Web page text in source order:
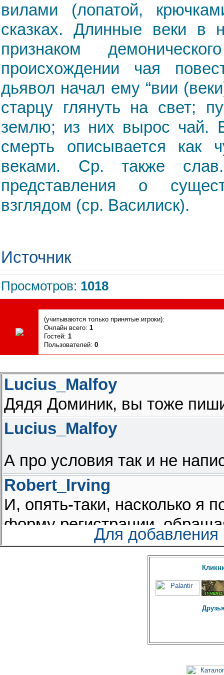
вилами (лопатой,
сказках. Длинные веки в
признаком
происхождении чая
дьявол начал ему “вии
старцу глянуть на свет;
землю; из них вырос чай.
смерть описывается как
веками. Ср. также
представления о
взглядом (ср. Василиск).
Источник
Просмотров: 1018
(учитываются только принятые игроки):
Онлайн всего: 1
Гостей: 1
Пользователей: 0
Для добавления